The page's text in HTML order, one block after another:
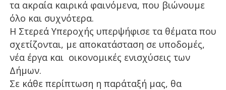
τα ακραία καιρικά φαινόμενα, που βιώνουμε
όλο και συχνότερα.
Η Στερεά Υπεροχής υπερψήφισε τα θέματα που
σχετίζονται, με αποκατάσταση σε υποδομές,
νέα έργα και οικονομικές ενισχύσεις των
Δήμων.
Σε κάθε περίπτωση η παράταξή μας, θα